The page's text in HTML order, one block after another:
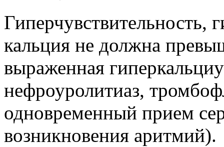
Гиперчувствительность,
кальция не должна
выраженная
нефроуролитиаз,
одновременный прием
возникновения аритмий).